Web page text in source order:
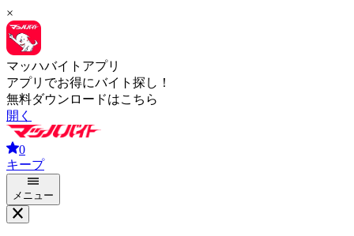
×
マッハバイトアプリ
アプリでお得にバイト探し！
無料ダウンロードはこちら
開く
0
キープ
メニュー